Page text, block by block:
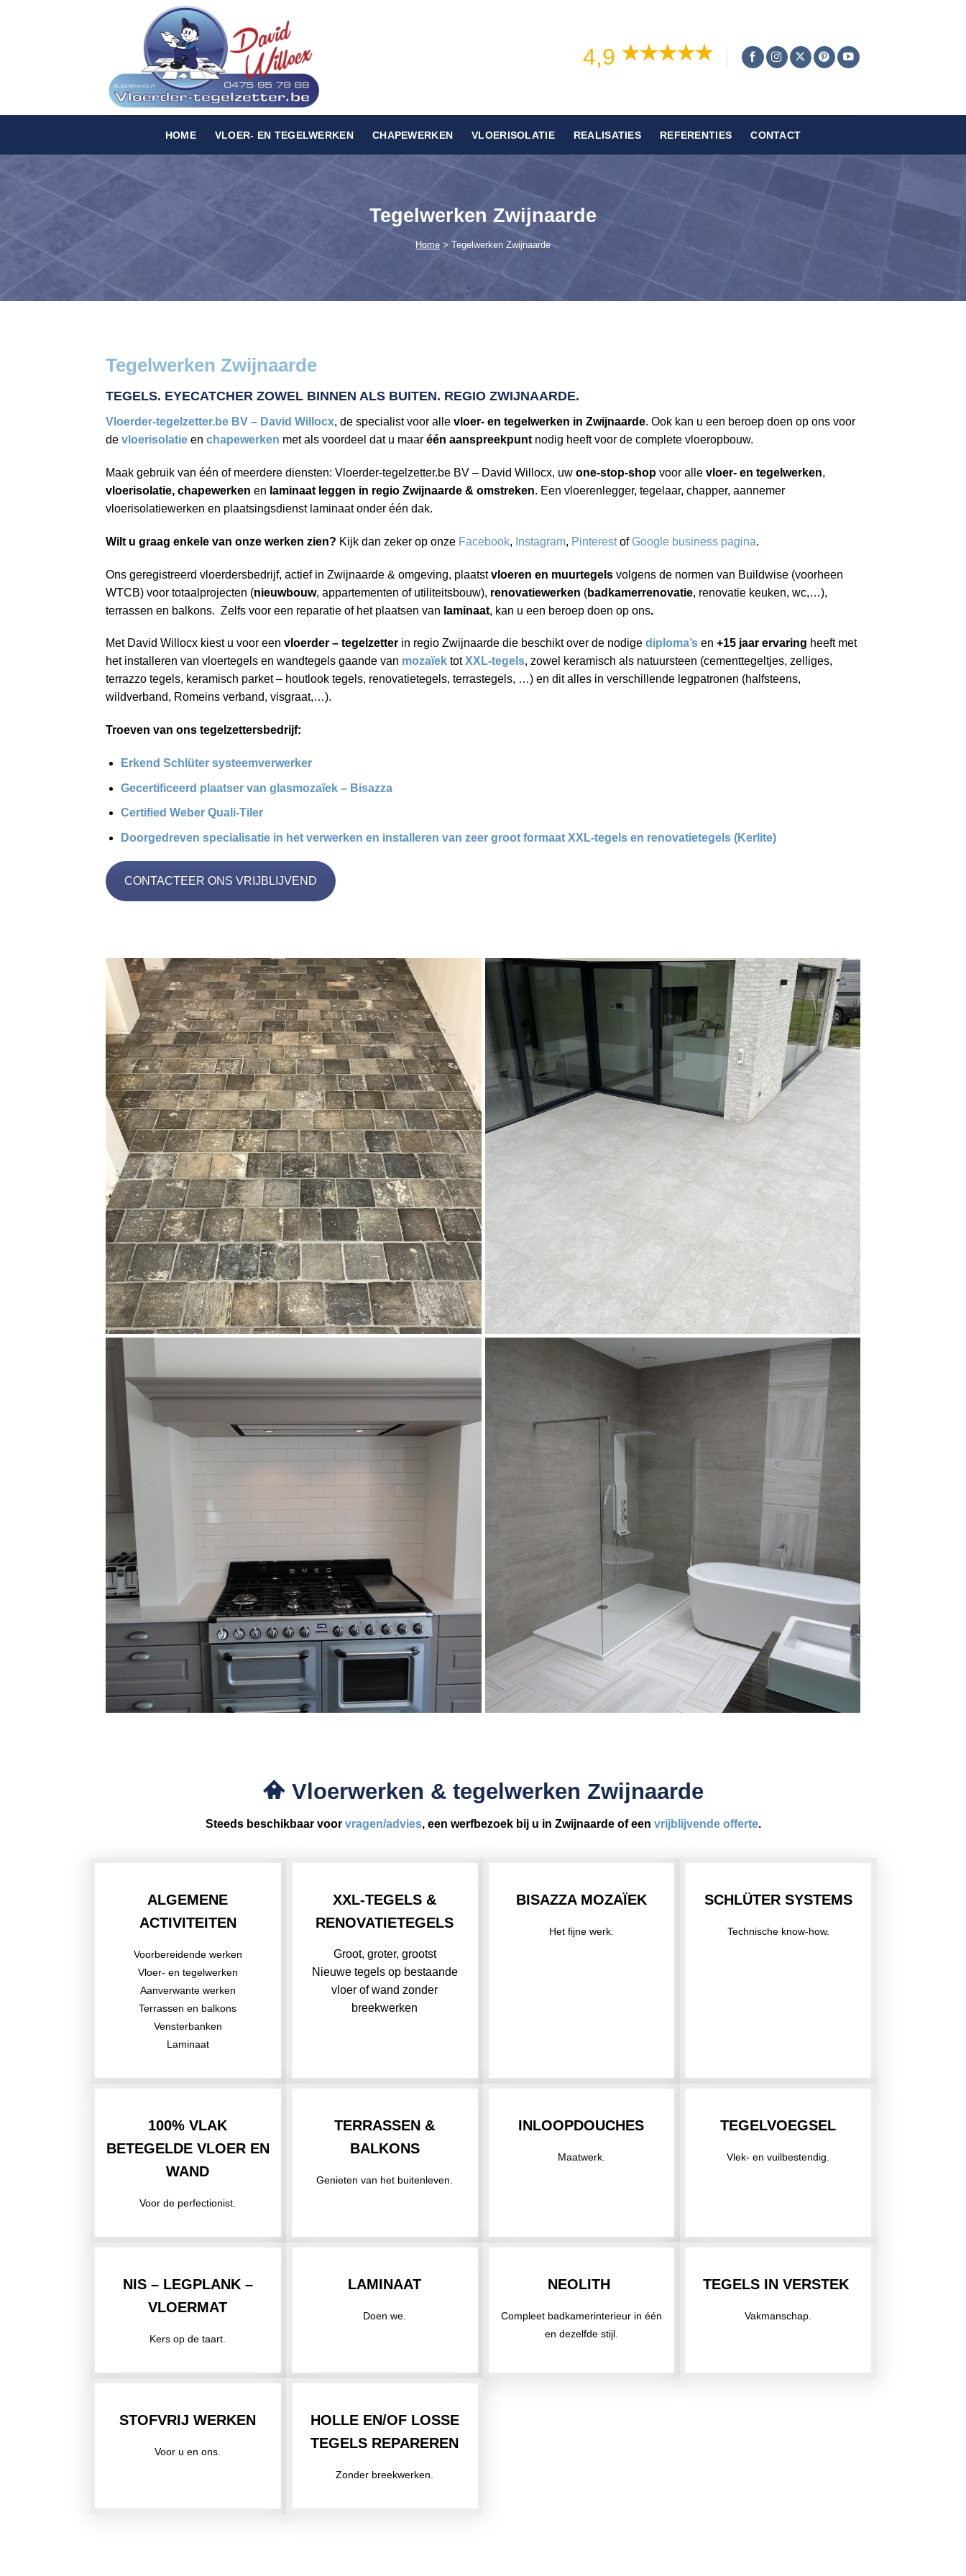
4,9
HOME VLOER- EN TEGELWERKEN CHAPEWERKEN VLOERISOLATIE REALISATIES REFERENTIES CONTACT
Tegelwerken Zwijnaarde
Home > Tegelwerken Zwijnaarde
Tegelwerken Zwijnaarde
TEGELS. EYECATCHER ZOWEL BINNEN ALS BUITEN. REGIO ZWIJNAARDE.
Vloerder-tegelzetter.be BV – David Willocx, de specialist voor alle vloer- en tegelwerken in Zwijnaarde. Ook kan u een beroep doen op ons voor
de vloerisolatie en chapewerken met als voordeel dat u maar één aanspreekpunt nodig heeft voor de complete vloeropbouw.
Maak gebruik van één of meerdere diensten: Vloerder-tegelzetter.be BV – David Willocx, uw one-stop-shop voor alle vloer- en tegelwerken,
vloerisolatie, chapewerken en laminaat leggen in regio Zwijnaarde & omstreken. Een vloerenlegger, tegelaar, chapper, aannemer
vloerisolatiewerken en plaatsingsdienst laminaat onder één dak.
Wilt u graag enkele van onze werken zien? Kijk dan zeker op onze Facebook, Instagram, PinterestofGoogle business pagina.
Ons geregistreerd vloerdersbedrijf, actief in Zwijnaarde & omgeving, plaatstvloeren en muurtegels volgens de normen van Buildwise (voorheen
WTCB) voor totaalprojecten (nieuwbouw, appartementen of utiliteitsbouw), renovatiewerken (badkamerrenovatie, renovatie keuken, wc,…),
terrassen en balkons. Zelfs voor een reparatie of het plaatsen van laminaat, kan u een beroep doen op ons.
Met David Willocx kiest u voor een vloerder – tegelzetter in regio Zwijnaarde die beschikt over de nodige diploma’s en +15 jaar ervaring heeft met
het installeren van vloertegels en wandtegels gaande van mozaïek totXXL-tegels, zowel keramisch als natuursteen (cementtegeltjes, zelliges,
terrazzo tegels, keramisch parket – houtlook tegels, renovatietegels, terrastegels, …) en dit alles in verschillende legpatronen (halfsteens,
wildverband, Romeins verband, visgraat,…).
Troeven van ons tegelzettersbedrijf:
Erkend Schlüter systeemverwerker
Gecertificeerd plaatser van glasmozaïek – Bisazza
Certified Weber Quali-Tiler
Doorgedreven specialisatie in het verwerken en installeren van zeer groot formaat XXL-tegels en renovatietegels (Kerlite)
CONTACTEER ONS VRIJBLIJVEND
Vloerwerken & tegelwerken Zwijnaarde
Steeds beschikbaar voor vragen/advies, een werfbezoek bij u in Zwijnaarde of een vrijblijvende offerte.
ALGEMENE
ACTIVITEITEN
Voorbereidende werken
Vloer- en tegelwerken
Aanverwante werken
Terrassen en balkons
Vensterbanken
Laminaat
XXL-TEGELS &
RENOVATIETEGELS
Groot, groter, grootst
Nieuwe tegels op bestaande
vloer of wand zonder
breekwerken
BISAZZA MOZAÏEK
Het fijne werk.
SCHLÜTER SYSTEMS
Technische know-how.
100% VLAK
BETEGELDE VLOER EN
WAND
Voor de perfectionist.
TERRASSEN &
BALKONS
Genieten van het buitenleven.
INLOOPDOUCHES
Maatwerk.
TEGELVOEGSEL
Vlek- en vuilbestendig.
NIS – LEGPLANK –
VLOERMAT
Kers op de taart.
LAMINAAT
Doen we.
NEOLITH
Compleet badkamerinterieur in één
en dezelfde stijl.
TEGELS IN VERSTEK
Vakmanschap.
STOFVRIJ WERKEN
Voor u en ons.
HOLLE EN/OF LOSSE
TEGELS REPAREREN
Zonder breekwerken.